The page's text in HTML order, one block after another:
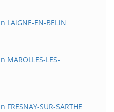
EN-BELiN
LES-
SUR-SARTHE